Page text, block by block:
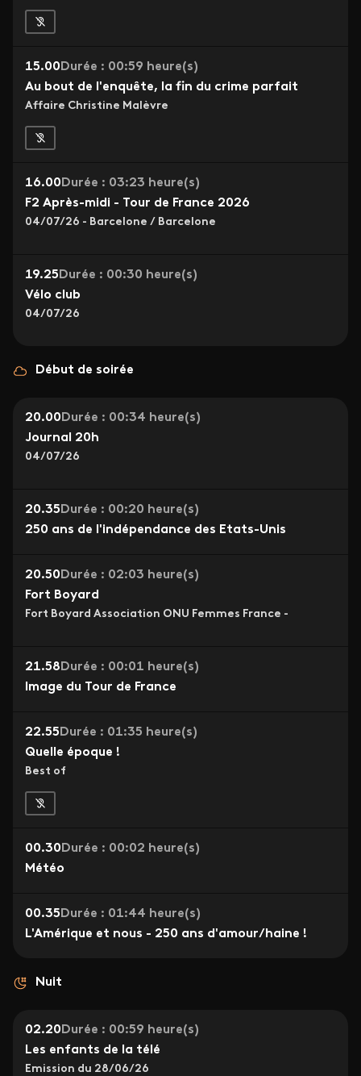
15.00 Durée : 00:59 heure(s)
Au bout de l'enquête, la fin du crime parfait
Affaire Christine Malèvre
16.00 Durée : 03:23 heure(s)
F2 Après-midi - Tour de France 2026
04/07/26 - Barcelone / Barcelone
19.25 Durée : 00:30 heure(s)
Vélo club
04/07/26
Début de soirée
20.00 Durée : 00:34 heure(s)
Journal 20h
04/07/26
20.35 Durée : 00:20 heure(s)
250 ans de l'indépendance des Etats-Unis
20.50 Durée : 02:03 heure(s)
Fort Boyard
Fort Boyard Association ONU Femmes France -
21.58 Durée : 00:01 heure(s)
Image du Tour de France
22.55 Durée : 01:35 heure(s)
Quelle époque !
Best of
00.30 Durée : 00:02 heure(s)
Météo
00.35 Durée : 01:44 heure(s)
L'Amérique et nous - 250 ans d'amour/haine !
Nuit
02.20 Durée : 00:59 heure(s)
Les enfants de la télé
Emission du 28/06/26